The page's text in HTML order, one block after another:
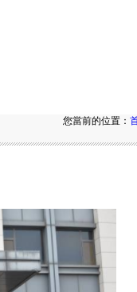
您當前的位置：